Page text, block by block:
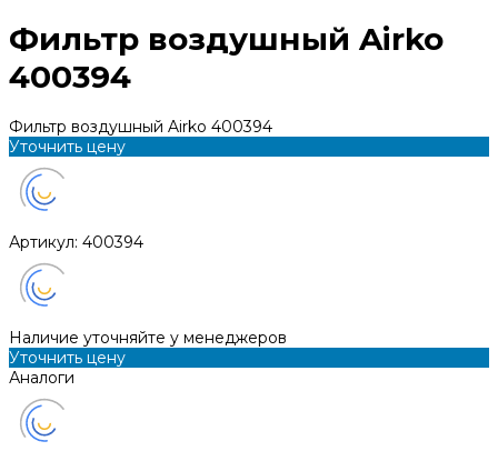
Фильтр воздушный Airko
400394
Фильтр воздушный Airko 400394
Уточнить цену
Артикул: 400394
Наличие уточняйте у менеджеров
Уточнить цену
Аналоги